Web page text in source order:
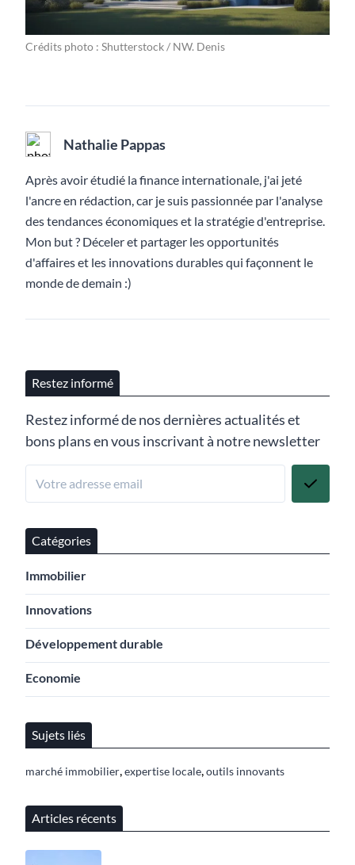
Crédits photo : Shutterstock / NW. Denis
Nathalie Pappas
Après avoir étudié la finance internationale, j'ai jeté
l'ancre en rédaction, car je suis passionnée par l'analyse
des tendances économiques et la stratégie d'entreprise.
Mon but ? Déceler et partager les opportunités
d'affaires et les innovations durables qui façonnent le
monde de demain :)
Restez informé
Restez informé de nos dernières actualités et
bons plans en vous inscrivant à notre newsletter
Catégories
Immobilier
Innovations
Développement durable
Economie
Sujets liés
marché immobilier expertise locale outils innovants
Articles récents